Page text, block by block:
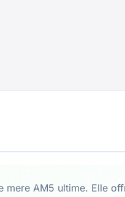
mere AM5 ultime. Elle